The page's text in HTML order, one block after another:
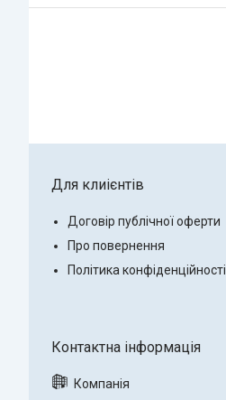
Для клиієнтів
Договір публічної оферти
Про повернення
Політика конфіденційності